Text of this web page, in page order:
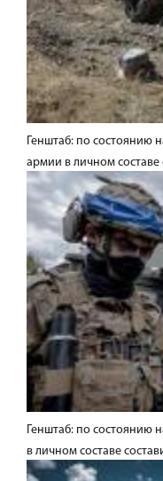
Генштаб: по состоянию
армии в личном составе
Генштаб: по состоянию
в личном составе